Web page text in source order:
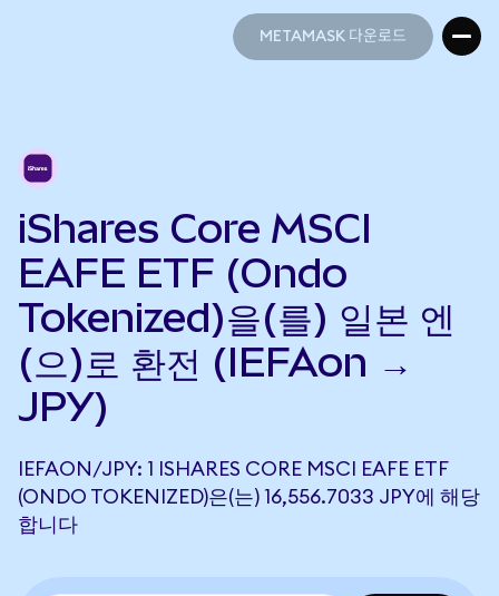
METAMASK 다운로드
iShares Core MSCI
EAFE ETF (Ondo
Tokenized)을(를) 일본 엔
(으)로 환전 (IEFAon →
JPY)
IEFAON/JPY: 1 ISHARES CORE MSCI EAFE ETF
(ONDO TOKENIZED)은(는) 16,556.7033 JPY에 해당
합니다